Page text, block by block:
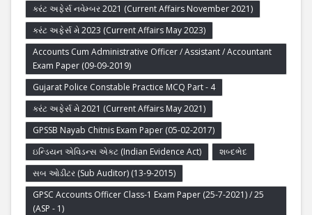
કરંટ અફેર્સ નવેમ્બર 2021 (Current Affairs November 2021)
કરંટ અફેર્સ મે 2023 (Current Affairs May 2023)
Accounts Cum Administrative Officer / Assistant / Accountant
Exam Paper (09-09-2019)
Gujarat Police Constable Practice MCQ Part - 4
કરંટ અફેર્સ મે 2021 (Current Affairs May 2021)
GPSSB Nayab Chitnis Exam Paper (05-02-2017)
ઇન્ડિયન એવિડન્સ એક્ટ (Indian Evidence Act)
શબ્દભેદ
સબ ઓડીટર (Sub Auditor) (13-9-2015)
GPSC Accounts Officer Class-1 Exam Paper (25-7-2021) / 25
(ASP - 1)